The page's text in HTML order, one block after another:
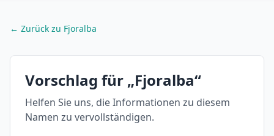
← Zurück zu Fjoralba
Vorschlag für „Fjoralba“
Helfen Sie uns, die Informationen zu diesem
Namen zu vervollständigen.